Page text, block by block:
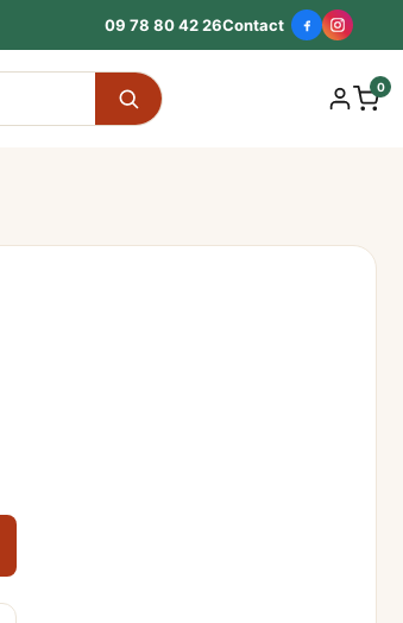
09 78 80 42 26Contact
0